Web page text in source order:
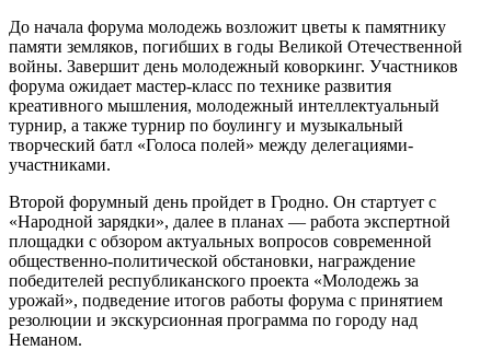
До начала форума молодежь возложит цветы к памятнику
памяти земляков, погибших в годы Великой Отечественной
войны. Завершит день молодежный коворкинг. Участников
форума ожидает мастер-класс по технике развития
креативного мышления, молодежный интеллектуальный
турнир, а также турнир по боулингу и музыкальный
творческий батл «Голоса полей» между делегациями-
участниками.
Второй форумный день пройдет в Гродно. Он стартует с
«Народной зарядки», далее в планах — работа экспертной
площадки с обзором актуальных вопросов современной
общественно-политической обстановки, награждение
победителей республиканского проекта «Молодежь за
урожай», подведение итогов работы форума с принятием
резолюции и экскурсионная программа по городу над
Неманом.